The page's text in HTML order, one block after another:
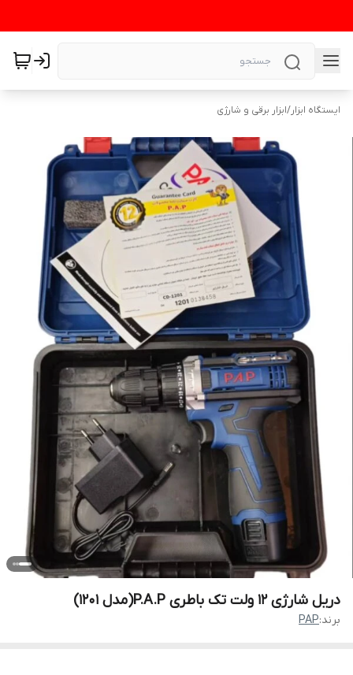
ایستگاه ابزار/ابزار برقی و شارژی
دریل شارژی 12 ولت تک باطری P.A.P(مدل 1201)
برند:PAP